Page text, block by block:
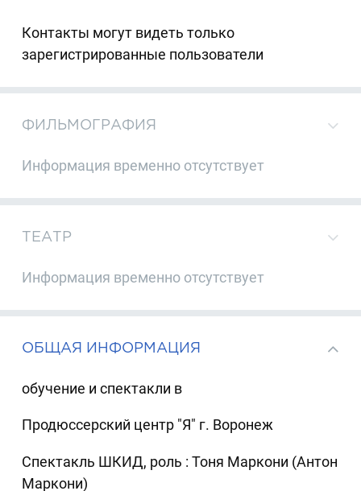
Контакты могут видеть только
зарегистрированные пользователи
ФИЛЬМОГРАФИЯ
Информация временно отсутствует
ТЕАТР
Информация временно отсутствует
ОБЩАЯ ИНФОРМАЦИЯ
обучение и спектакли в
Продюссерский центр "Я" г. Воронеж
Спектакль ШКИД, роль : Тоня Маркони (Антон
Маркони)